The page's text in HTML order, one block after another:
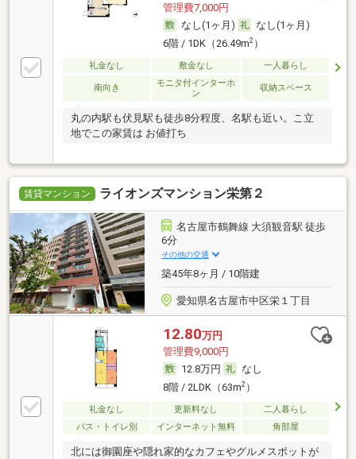
管理費7,000円
なし(1ヶ月)
なし(1ヶ月)
6階 / 1DK（26.49m2）
礼金なし 敷金なし 一人暮らし
南向き
モニタ付インターホ
ン
収納スペース
丸の内駅も伏見駅も徒歩8分程度、名駅も近い。こ立
地でこの家賃は お値打ち
賃貸マンション ライオンズマンション栄第２
名古屋市鶴舞線 大須観音駅 徒歩
6分
その他の交通
築45年8ヶ月 / 10階建
愛知県名古屋市中区栄１丁目
12.80万円
管理費9,000円
12.8万円
なし
8階 / 2LDK（63m2）
礼金なし 更新料なし
二人暮らし
バス・トイレ別
インターネット無料 角部屋
北には御園座や隠れ家的なカフェやグルメスポットが